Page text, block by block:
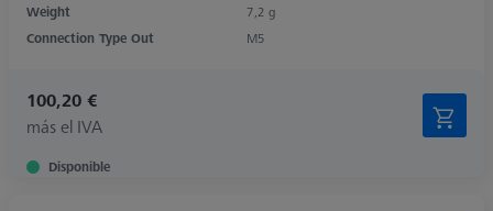
Weight
7,2 g
Connection Type Out
M5
100,20 €
más el IVA
Disponible